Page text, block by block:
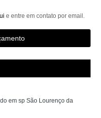
e entre em contato por email.
em sp São Lourenço da